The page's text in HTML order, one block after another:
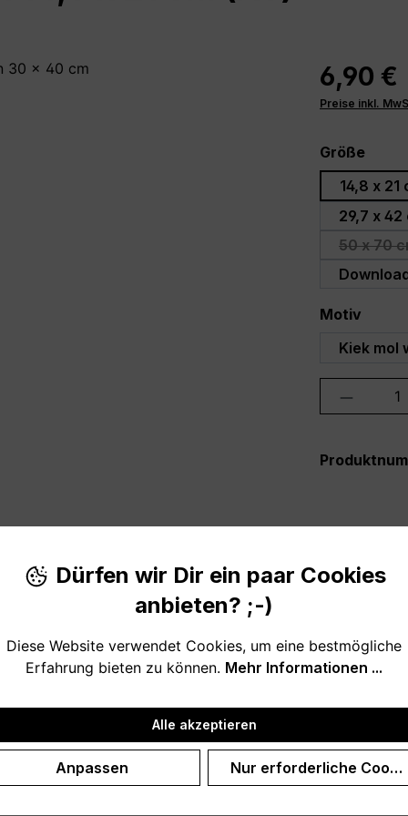
6,90 €
Preise inkl.
Größe
14,8 x 21
29,7 x 42
50 x 70
Motiv
Kiek mol
nordische Art um "Du bist immer herzlich Willkommen"
Dürfen wir Dir ein paar Cookies
anbieten? ;-)
Diese Website verwendet Cookies, um eine bestmögliche
Erfahrung bieten zu können. Mehr Informationen ...
Alle akzeptieren
Anpassen Nur erforderliche